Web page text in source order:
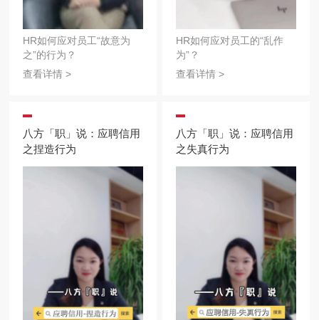
HR如何应对员工“故意为
之”的行为？
查看详情 >
HR如何应对员工的“乱作
为”？
查看详情 >
八方「职」说：应聘信用
之捏造行为
八方「职」说：应聘信用
之失真行为